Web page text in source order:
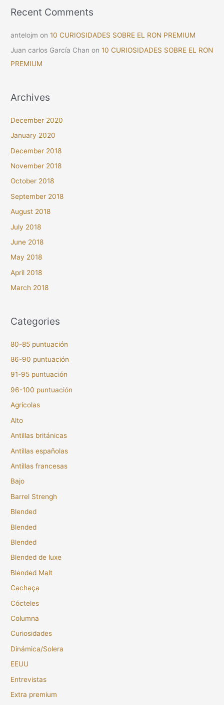
Recent Comments
antelojm on10 CURIOSIDADES SOBRE EL RON PREMIUM
Juan carlos García Chan on10 CURIOSIDADES SOBRE EL RON
PREMIUM
Archives
December 2020
January 2020
December 2018
November 2018
October 2018
September 2018
August 2018
July 2018
June 2018
May 2018
April 2018
March 2018
Categories
80-85 puntuación
86-90 puntuación
91-95 puntuación
96-100 puntuación
Agrícolas
Alto
Antillas británicas
Antillas españolas
Antillas francesas
Bajo
Barrel Strengh
Blended
Blended
Blended
Blended de luxe
Blended Malt
Cachaça
Cócteles
Columna
Curiosidades
Dinámica/Solera
EEUU
Entrevistas
Extra premium